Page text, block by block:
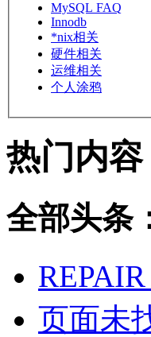
MySQL FAQ
Innodb
*nix相关
硬件相关
运维相关
个人涂鸦
热门内容
全部头条
页面未